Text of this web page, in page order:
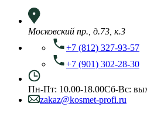
Московский пр., д.73, к.3
+7 (812) 327-93-57
+7 (901) 302-28-30
Пн-Пт: 10.00-18.00Сб-Вс:
zakaz@kosmet-profi.ru